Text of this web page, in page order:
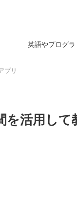
英語やプログ
プリ
を活用し